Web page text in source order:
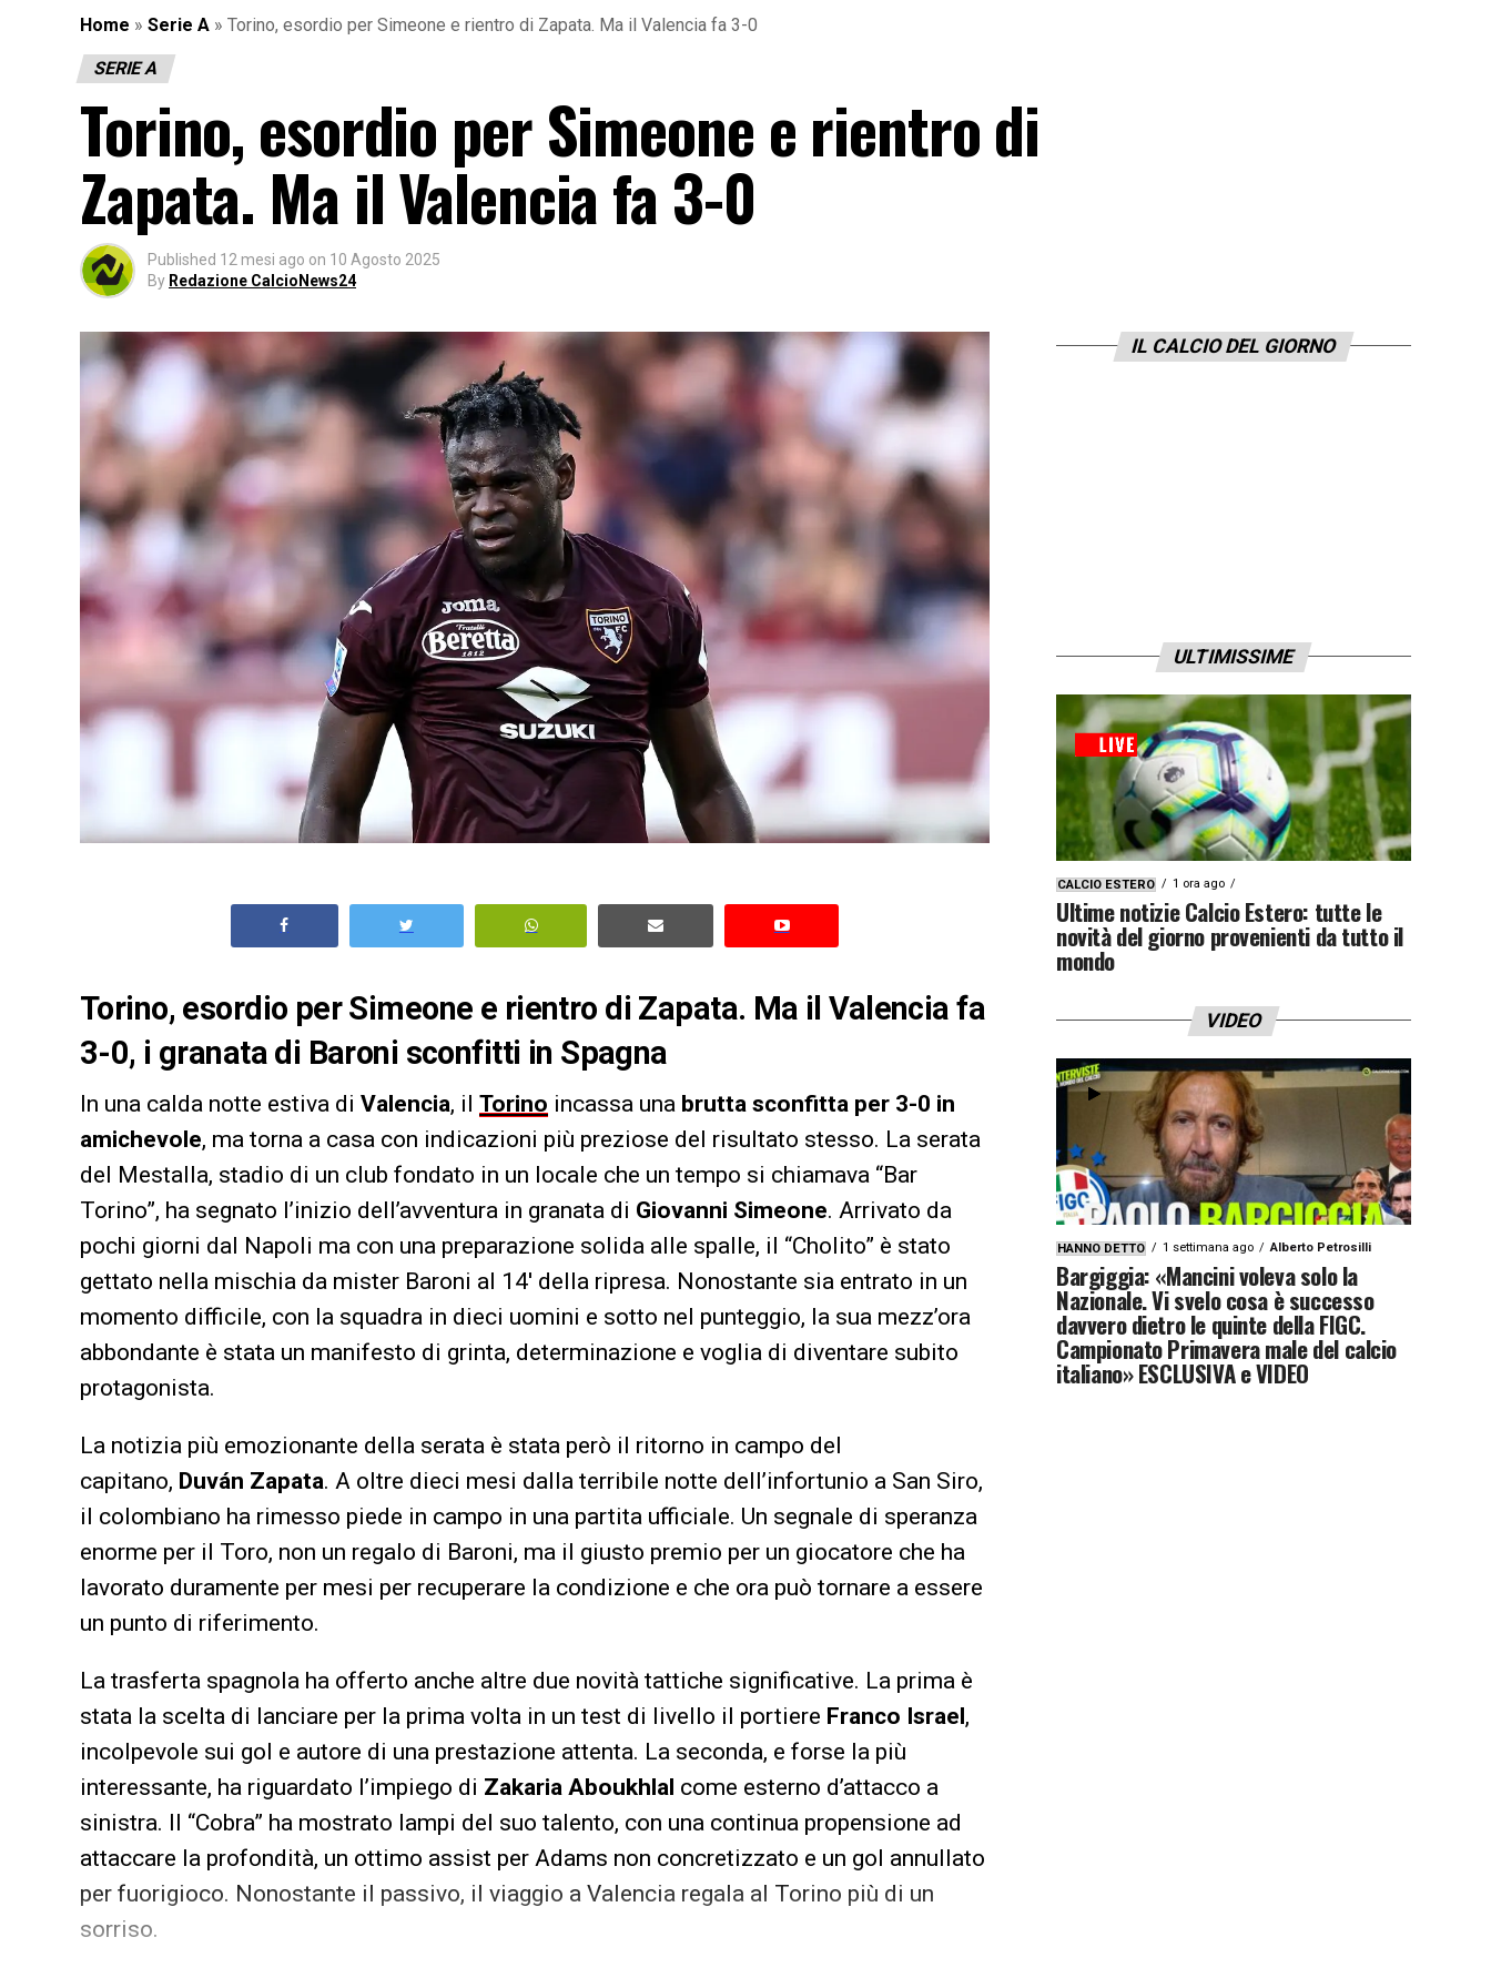
Home » Serie A » Torino, esordio per Simeone e rientro di Zapata. Ma il Valencia fa 3-0
SERIE A
Torino, esordio per Simeone e rientro di
Zapata. Ma il Valencia fa 3-0
Published 12 mesi ago on 10 Agosto 2025
By Redazione CalcioNews24
Torino, esordio per Simeone e rientro di Zapata. Ma il Valencia fa
3-0, i granata di Baroni sconfitti in Spagna
In una calda notte estiva di Valencia, il Torino incassa una brutta sconfitta per 3-0 in
amichevole, ma torna a casa con indicazioni più preziose del risultato stesso. La serata
del Mestalla, stadio di un club fondato in un locale che un tempo si chiamava “Bar
Torino”, ha segnato l’inizio dell’avventura in granata di Giovanni Simeone. Arrivato da
pochi giorni dal Napoli ma con una preparazione solida alle spalle, il “Cholito” è stato
gettato nella mischia da mister Baroni al 14′ della ripresa. Nonostante sia entrato in un
momento difficile, con la squadra in dieci uomini e sotto nel punteggio, la sua mezz’ora
abbondante è stata un manifesto di grinta, determinazione e voglia di diventare subito
protagonista.
La notizia più emozionante della serata è stata però il ritorno in campo del
capitano, Duván Zapata. A oltre dieci mesi dalla terribile notte dell’infortunio a San Siro,
il colombiano ha rimesso piede in campo in una partita ufficiale. Un segnale di speranza
enorme per il Toro, non un regalo di Baroni, ma il giusto premio per un giocatore che ha
lavorato duramente per mesi per recuperare la condizione e che ora può tornare a essere
un punto di riferimento.
La trasferta spagnola ha offerto anche altre due novità tattiche significative. La prima è
stata la scelta di lanciare per la prima volta in un test di livello il portiere Franco Israel,
incolpevole sui gol e autore di una prestazione attenta. La seconda, e forse la più
interessante, ha riguardato l’impiego di Zakaria Aboukhlal come esterno d’attacco a
sinistra. Il “Cobra” ha mostrato lampi del suo talento, con una continua propensione ad
attaccare la profondità, un ottimo assist per Adams non concretizzato e un gol annullato
per fuorigioco. Nonostante il passivo, il viaggio a Valencia regala al Torino più di un
sorriso.
IL CALCIO DEL GIORNO
ULTIMISSIME
CALCIO ESTERO 1 ora ago
Ultime notizie Calcio Estero: tutte le
novità del giorno provenienti da tutto il
mondo
VIDEO
HANNO DETTO 1 settimana ago Alberto Petrosilli
Bargiggia: «Mancini voleva solo la
Nazionale. Vi svelo cosa è successo
davvero dietro le quinte della FIGC.
Campionato Primavera male del calcio
italiano» ESCLUSIVA e VIDEO